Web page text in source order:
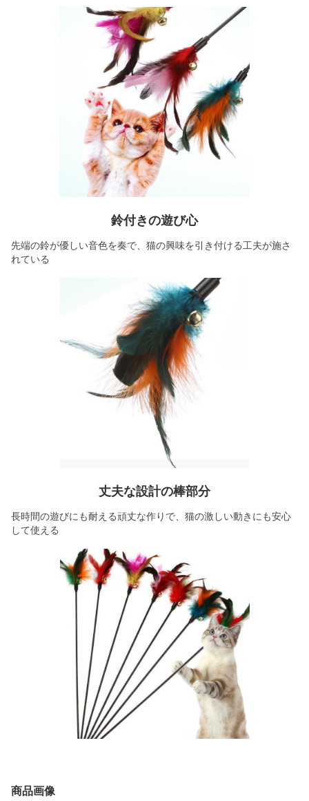
鈴付きの遊び心
先端の鈴が優しい音色を奏で、猫の興味を引き付ける工夫が施さ
れている
丈夫な設計の棒部分
長時間の遊びにも耐える頑丈な作りで、猫の激しい動きにも安心
して使える
商品画像